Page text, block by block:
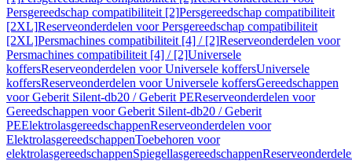
Persgereedschap compatibiliteit [2]Persgereedschap compatibiliteit
[2XL]Reserveonderdelen voor Persgereedschap compatibiliteit
[2XL]Persmachines compatibiliteit [4] / [2]Reserveonderdelen voor
Persmachines compatibiliteit [4] / [2]Universele
koffersReserveonderdelen voor Universele koffersUniversele
koffersReserveonderdelen voor Universele koffersGereedschappen
voor Geberit Silent-db20 / Geberit PEReserveonderdelen voor
Gereedschappen voor Geberit Silent-db20 / Geberit
PEElektrolasgereedschappenReserveonderdelen voor
ElektrolasgereedschappenToebehoren voor
elektrolasgereedschappenSpiegellasgereedschappen